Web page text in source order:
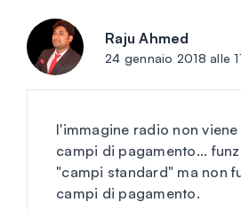
Raju Ahmed
24 gennaio 2018 alle
l'immagine radio non
campi di pagamento...
"campi standard" ma non
campi di pagamento.